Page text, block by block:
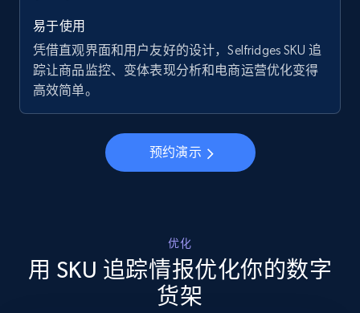
specific keywords
URL, Final price, Sku, Currency, Gtin,
Specifications, Image urls, Top reviews, and
more.
立即开始
Walmart - products - Discover products by
using sku numbers
URL, Final price, Sku, Currency, Gtin,
Specifications, Image urls, Top reviews, and
易于使用
凭借直观界面和用户友好的设计，Selfridges SKU 追
踪让商品监控、变体表现分析和电商运营优化变得
高效简单。
预约演示
优化
用 SKU 追踪情报优化你的数字
货架